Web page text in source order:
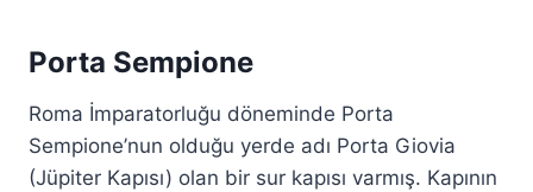
Porta Sempione
Roma İmparatorluğu döneminde Porta
Sempione’nun olduğu yerde adı Porta Giovia
(Jüpiter Kapısı) olan bir sur kapısı varmış. Kapının